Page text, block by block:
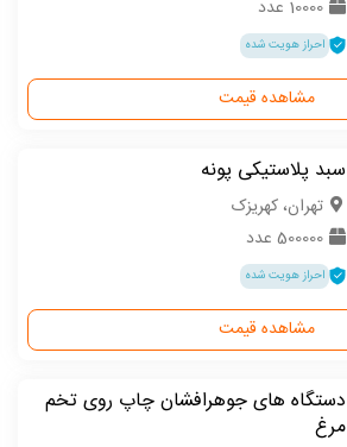
10000 عدد
احراز هویت شده
مشاهده قیمت
سبد پلاستیکی پونه
تهران، کهریزک
500000 عدد
احراز هویت شده
مشاهده قیمت
دستگاه های جوهرافشان چاپ روی تخم
مرغ